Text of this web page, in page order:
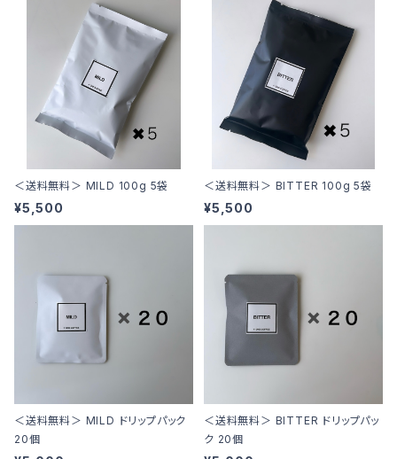
＜送料無料＞ MILD 100g 5袋
¥5,500
＜送料無料＞ BITTER 100g 5袋
¥5,500
＜送料無料＞ MILD ドリップパック
20個
＜送料無料＞ BITTER ドリップパッ
ク 20個